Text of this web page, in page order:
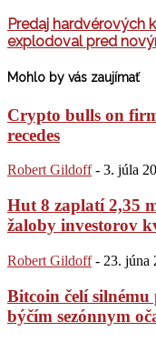
Predaj hardvérových
explodoval pred
Mohlo by vás zaujímať
Crypto bulls on
recedes
Robert Gildoff - 3. júla
Hut 8 zaplatí 2,35
žaloby investorov
Robert Gildoff - 23. júna
Bitcoin čelí
býčím sezónnym